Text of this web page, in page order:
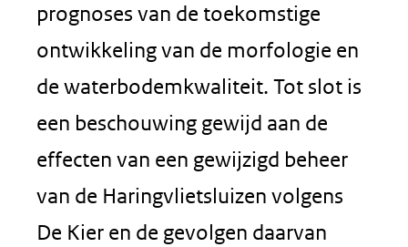
prognoses van de toekomstige
ontwikkeling van de morfologie en
de waterbodemkwaliteit. Tot slot is
een beschouwing gewijd aan de
effecten van een gewijzigd beheer
van de Haringvlietsluizen volgens
De Kier en de gevolgen daarvan